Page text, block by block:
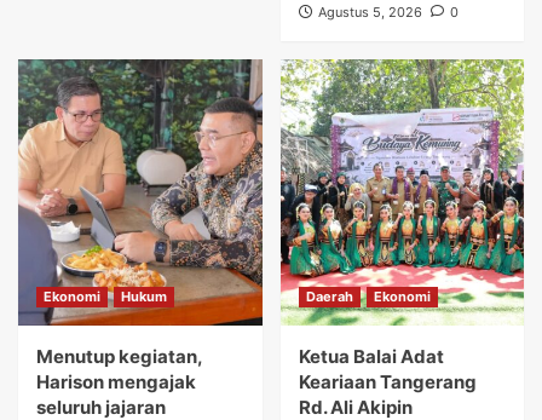
Agustus 5, 2026
0
Ekonomi Hukum
Menutup kegiatan,
Harison mengajak
seluruh jajaran
Daerah Ekonomi
Ketua Balai Adat
Keariaan Tangerang
Rd. Ali Akipin